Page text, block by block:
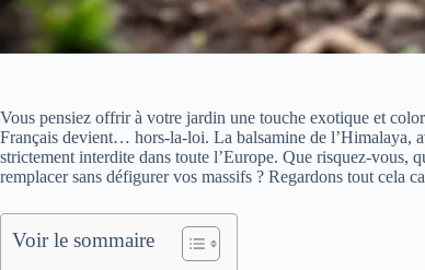
Vous pensiez offrir à votre jardin une touche exotique et
Français devient… hors-la-loi. La balsamine de l’Himalaya,
strictement interdite dans toute l’Europe. Que risquez-vous,
remplacer sans défigurer vos massifs ? Regardons tout cela
Voir le sommaire